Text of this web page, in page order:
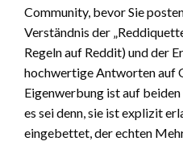
Community, bevor Sie
Verständnis der
Regeln auf Reddit) und der
hochwertige Antworten auf
Eigenwerbung ist auf
es sei denn, sie ist explizit
eingebettet, der echten